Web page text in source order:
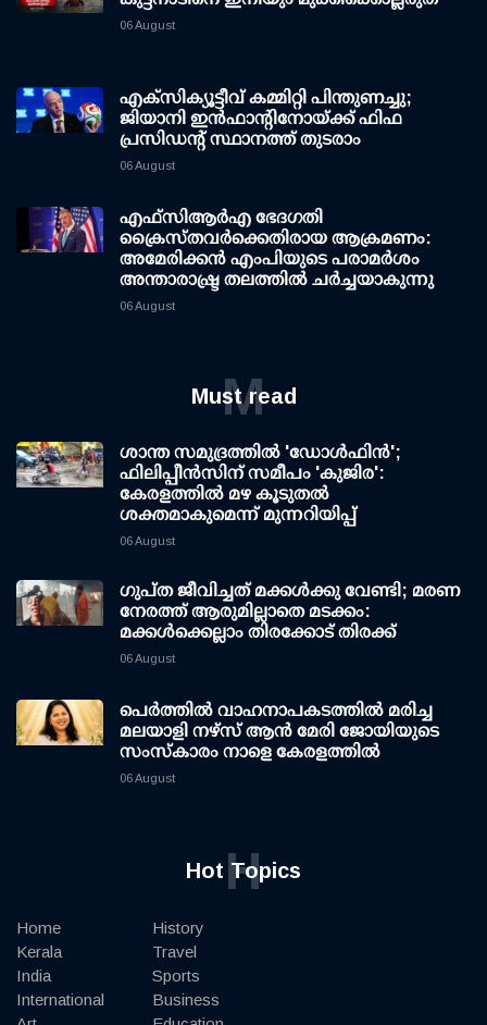
06 August
എക്സിക്യൂട്ടീവ് കമ്മിറ്റി പിന്തുണച്ചു;
ജിയാനി ഇന്‍ഫാന്റിനോയ്ക്ക് ഫിഫ
പ്രസിഡന്റ് സ്ഥാനത്ത് തുടരാം
06 August
എഫ്‌സി‌ആര്‍‌എ ഭേദഗതി
ക്രൈസ്തവർക്കെതിരായ ആക്രമണം:
അമേരിക്കൻ എംപിയുടെ പരാമർശം
അന്താരാഷ്ട്ര തലത്തിൽ ചർച്ചയാകുന്നു
06 August
Must read
M
ശാന്ത സമുദ്രത്തില്‍ 'ഡോള്‍ഫിന്‍';
ഫിലിപ്പീന്‍സിന് സമീപം 'കുജിര':
കേരളത്തില്‍ മഴ കൂടുതല്‍
ശക്തമാകുമെന്ന് മുന്നറിയിപ്പ്
06 August
ഗുപ്ത ജീവിച്ചത് മക്കള്‍ക്കു വേണ്ടി; മരണ
നേരത്ത് ആരുമില്ലാതെ മടക്കം:
മക്കള്‍ക്കെല്ലാം തിരക്കോട് തിരക്ക്
06 August
പെർത്തിൽ വാഹനാപകടത്തിൽ മരിച്ച
മലയാളി നഴ്സ് ആൻ മേരി ജോയിയുടെ
സംസ്കാരം നാളെ കേരളത്തിൽ
06 August
Hot Topics
H
Home
Kerala
India
International
History
Travel
Sports
Business